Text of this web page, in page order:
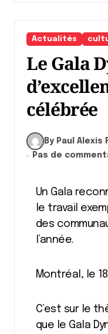
Actualités
Le Gala
célébrée
By Paul Alexis
Pas de
Un Gala reconnaissant et soulignant
le travail
des
l’année.
Montréal, le
C’est sur le
que le Gala